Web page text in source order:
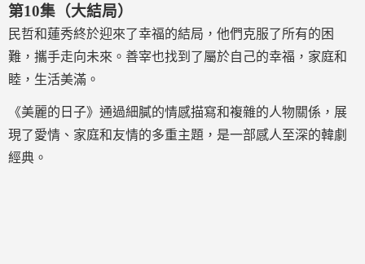
第10集（大結局）
民哲和蓮秀終於迎來了幸福的結局，他們克服了所有的困
難，攜手走向未來。善宰也找到了屬於自己的幸福，家庭和
睦，生活美滿。
《美麗的日子》通過細膩的情感描寫和複雜的人物關係，展
現了愛情、家庭和友情的多重主題，是一部感人至深的韓劇
經典。